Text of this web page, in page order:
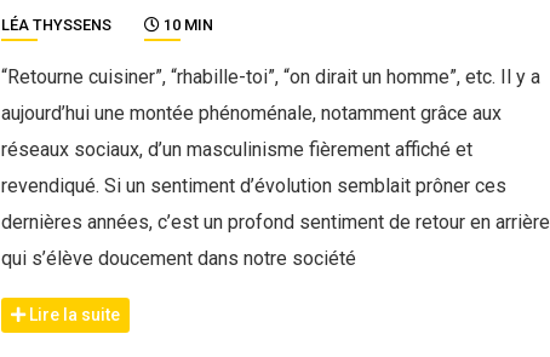
LÉA THYSSENS 10 MIN
“Retourne cuisiner”, “rhabille-toi”, “on dirait un homme”, etc. Il y a
aujourd’hui une montée phénoménale, notamment grâce aux
réseaux sociaux, d’un masculinisme fièrement affiché et
revendiqué. Si un sentiment d’évolution semblait prôner ces
dernières années, c’est un profond sentiment de retour en arrière
qui s’élève doucement dans notre société
Lire la suite